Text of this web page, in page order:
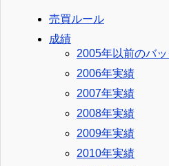
売買ルール
成績
2005年以前のバ
2006年実績
2007年実績
2008年実績
2009年実績
2010年実績